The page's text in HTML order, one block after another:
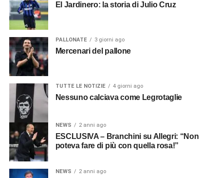
El Jardinero: la storia di Julio Cruz
PALLONATE 3 giorni ago
Mercenari del pallone
TUTTE LE NOTIZIE 4 giorni ago
Nessuno calciava come Legrotaglie
NEWS 2 anni ago
ESCLUSIVA – Branchini su Allegri: “Non
poteva fare di più con quella rosa!”
NEWS 2 anni ago